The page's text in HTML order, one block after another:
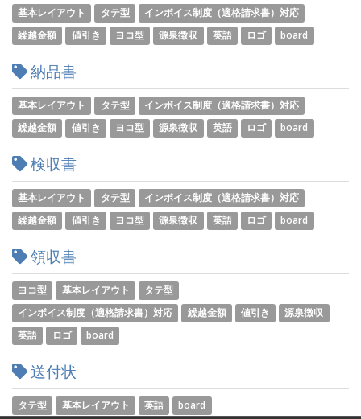
基本レイアウト タテ型
インボイス制度（適格請求書）対応
繰越金額
値引き ヨコ型 源泉徴収 英語 ロゴ board
納品書
基本レイアウト タテ型
インボイス制度（適格請求書）対応
繰越金額
値引き ヨコ型 源泉徴収 英語 ロゴ board
検収書
基本レイアウト タテ型
インボイス制度（適格請求書）対応
繰越金額
値引き ヨコ型 源泉徴収 英語 ロゴ board
領収書
ヨコ型 基本レイアウト
タテ型
インボイス制度（適格請求書）対応
繰越金額 値引き
源泉徴収
英語
ロゴ board
送付状
タテ型 基本レイアウト 英語 board